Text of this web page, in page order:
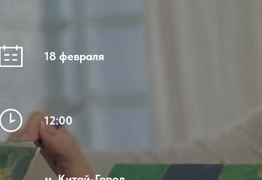
18 февраля
12:00